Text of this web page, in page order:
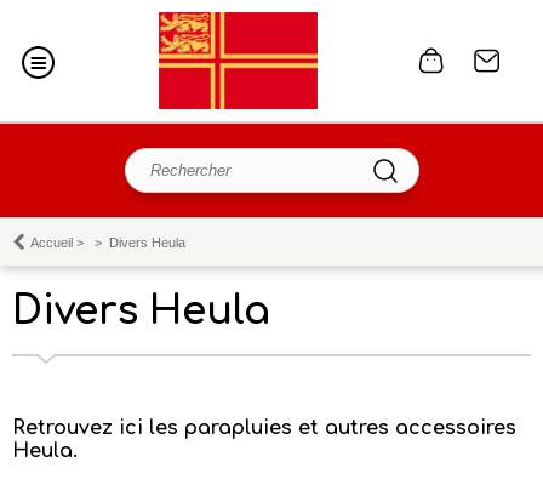
Accueil > > Divers Heula
Divers Heula
Retrouvez ici les parapluies et autres accessoires
Heula.